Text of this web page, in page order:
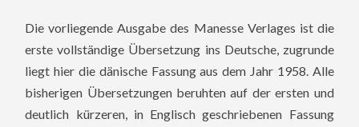
Die vorliegende Ausgabe des Manesse Verlages ist die
erste vollständige Übersetzung ins Deutsche, zugrunde
liegt hier die dänische Fassung aus dem Jahr 1958. Alle
bisherigen Übersetzungen beruhten auf der ersten und
deutlich kürzeren, in Englisch geschriebenen Fassung